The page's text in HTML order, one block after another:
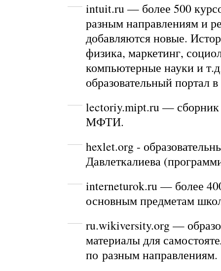
intuit.ru— более 500
разным направлениям и
добавляются новые.
физика, маркетинг,
компьютерные науки и
образовательный портал
lectoriy.mipt.ru— сборник
МФТИ.
hexlet.org -
Давлеткалиева
interneturok.ru— более
основным предметам
ru.wikiversity.org —
материалы для
по разным направлениям.